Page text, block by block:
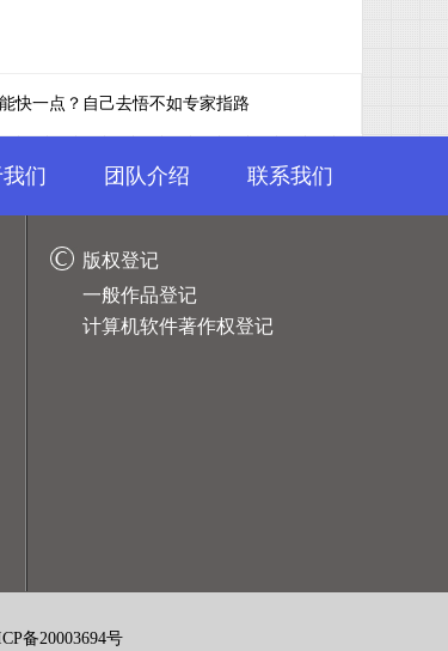
快一点？自己去悟不如专家指路
们 团队介绍 联系我们
版权登记
一般作品登记
计算机软件著作权登记
备20003694号